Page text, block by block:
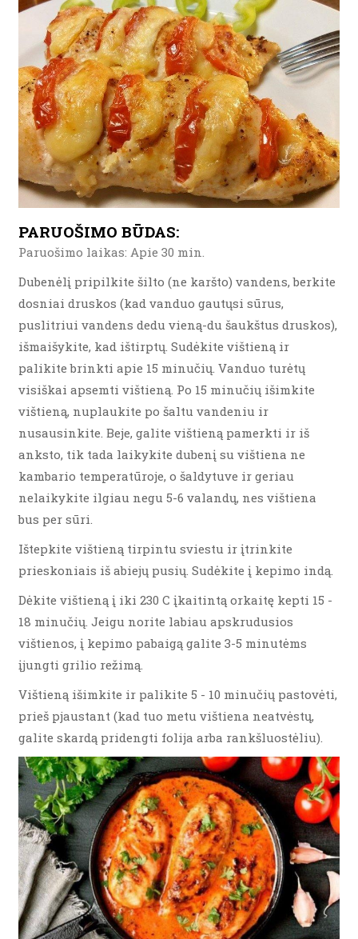
PARUOŠIMO BŪDAS:
Paruošimo laikas: Apie 30 min.
Dubenėlį pripilkite šilto (ne karšto) vandens, berkite
dosniai druskos (kad vanduo gautųsi sūrus,
puslitriui vandens dedu vieną-du šaukštus druskos),
išmaišykite, kad ištirptų. Sudėkite vištieną ir
palikite brinkti apie 15 minučių. Vanduo turėtų
visiškai apsemti vištieną. Po 15 minučių išimkite
vištieną, nuplaukite po šaltu vandeniu ir
nusausinkite. Beje, galite vištieną pamerkti ir iš
anksto, tik tada laikykite dubenį su vištiena ne
kambario temperatūroje, o šaldytuve ir geriau
nelaikykite ilgiau negu 5-6 valandų, nes vištiena
bus per sūri.
Ištepkite vištieną tirpintu sviestu ir įtrinkite
prieskoniais iš abiejų pusių. Sudėkite į kepimo indą.
Dėkite vištieną į iki 230 C įkaitintą orkaitę kepti 15 -
18 minučių. Jeigu norite labiau apskrudusios
vištienos, į kepimo pabaigą galite 3-5 minutėms
įjungti grilio režimą.
Vištieną išimkite ir palikite 5 - 10 minučių pastovėti,
prieš pjaustant (kad tuo metu vištiena neatvėstų,
galite skardą pridengti folija arba rankšluostėliu).